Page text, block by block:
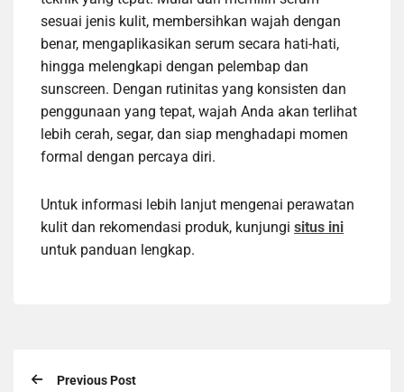
sesuai jenis kulit, membersihkan wajah dengan
benar, mengaplikasikan serum secara hati-hati,
hingga melengkapi dengan pelembap dan
sunscreen. Dengan rutinitas yang konsisten dan
penggunaan yang tepat, wajah Anda akan terlihat
lebih cerah, segar, dan siap menghadapi momen
formal dengan percaya diri.
Untuk informasi lebih lanjut mengenai perawatan
kulit dan rekomendasi produk, kunjungi situs ini
untuk panduan lengkap.
Previous Post